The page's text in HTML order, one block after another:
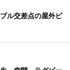
ル交差点の屋外ビ